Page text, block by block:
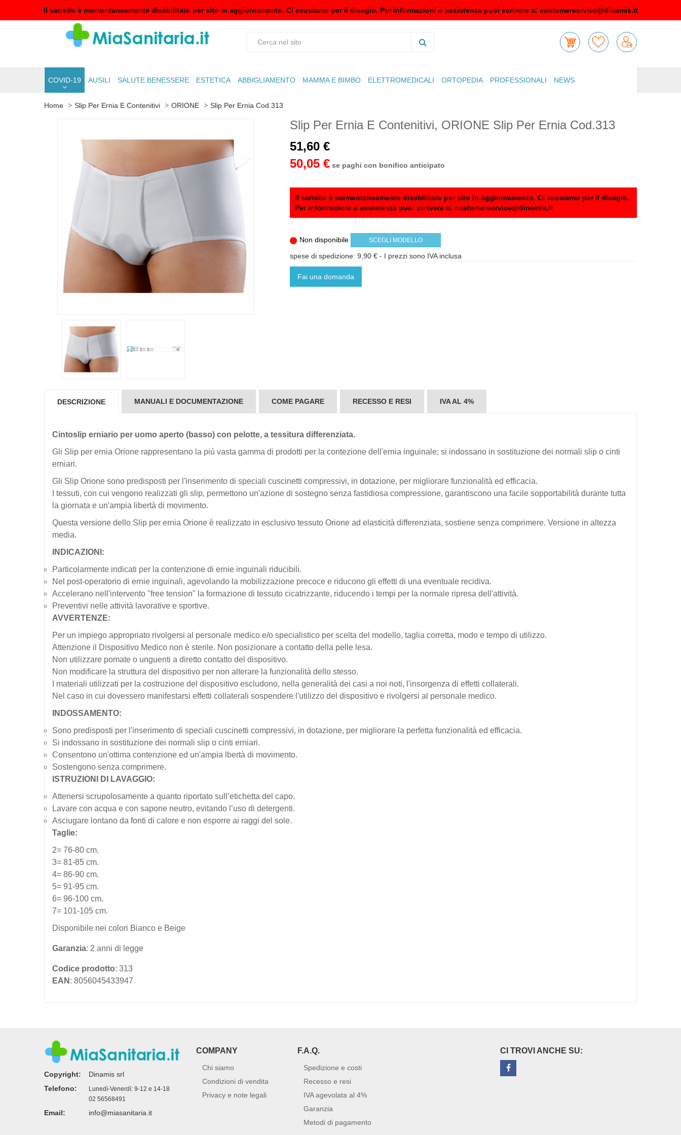
Il carrello è momentaneamente disabilitato per sito in aggiornamento. Ci scusiamo per il disagio. Per informazioni o assistenza puoi scrivere a: customerservice@dinamis.it
COVID-19 AUSILI SALUTE BENESSERE ESTETICA ABBIGLIAMENTO MAMMA E BIMBO ELETTROMEDICALI ORTOPEDIA PROFESSIONALI NEWS
Home Slip Per Ernia E Contenitivi ORIONE Slip Per Ernia Cod.313
Slip Per Ernia E Contenitivi, ORIONE Slip Per Ernia Cod.313
51,60 €
50,05 € se paghi con bonifico anticipato
Il carrello è momentaneamente disabilitato per sito in aggiornamento. Ci scusiamo per il disagio.
Per informazioni o assistenza puoi scrivere a: customerservice@dinamis.it
Non disponibile SCEGLI MODELLO
spese di spedizione: 9,90 € - I prezzi sono IVA inclusa
Fai una domanda
DESCRIZIONE MANUALI E DOCUMENTAZIONE COME PAGARE RECESSO E RESI IVA AL 4%
Cintoslip erniario per uomo aperto (basso) con pelotte, a tessitura differenziata.
Gli Slip per ernia Orione rappresentano la più vasta gamma di prodotti per la contezione dell'ernia inguinale; si indossano in sostituzione dei normali slip o cinti
erniari.
Gli Slip Orione sono predisposti per l'inserimento di speciali cuscinetti compressivi, in dotazione, per migliorare funzionalità ed efficacia.
I tessuti, con cui vengono realizzati gli slip, permettono un'azione di sostegno senza fastidiosa compressione, garantiscono una facile sopportabilità durante tutta
la giornata e un'ampia libertà di movimento.
Questa versione dello Slip per ernia Orione è realizzato in esclusivo tessuto Orione ad elasticità differenziata, sostiene senza comprimere. Versione in altezza
media.
INDICAZIONI:
Particolarmente indicati per la contenzione di ernie inguinali riducibili.
Nel post-operatorio di ernie inguinali, agevolando la mobilizzazione precoce e riducono gli effetti di una eventuale recidiva.
Accelerano nell'intervento "free tension" la formazione di tessuto cicatrizzante, riducendo i tempi per la normale ripresa dell'attività.
Preventivi nelle attività lavorative e sportive.
AVVERTENZE:
Per un impiego appropriato rivolgersi al personale medico e/o specialistico per scelta del modello, taglia corretta, modo e tempo di utilizzo.
Attenzione il Dispositivo Medico non è sterile. Non posizionare a contatto della pelle lesa.
Non utilizzare pomate o unguenti a diretto contatto del dispositivo.
Non modificare la struttura del dispositivo per non alterare la funzionalità dello stesso.
I materiali utilizzati per la costruzione del dispositivo escludono, nella generalità dei casi a noi noti, l'insorgenza di effetti collaterali.
Nel caso in cui dovessero manifestarsi effetti collaterali sospendere l'utilizzo del dispositivo e rivolgersi al personale medico.
INDOSSAMENTO:
Sono predisposti per l'inserimento di speciali cuscinetti compressivi, in dotazione, per migliorare la perfetta funzionalità ed efficacia.
Si indossano in sostituzione dei normali slip o cinti erniari.
Consentono un'ottima contenzione ed un'ampia lbertà di movimento.
Sostengono senza comprimere.
ISTRUZIONI DI LAVAGGIO:
Attenersi scrupolosamente a quanto riportato sull’etichetta del capo.
Lavare con acqua e con sapone neutro, evitando l’uso di detergenti.
Asciugare lontano da fonti di calore e non esporre ai raggi del sole.
Taglie:
2= 76-80 cm.
3= 81-85 cm.
4= 86-90 cm.
5= 91-95 cm.
6= 96-100 cm.
7= 101-105 cm.
Disponibile nei colori Bianco e Beige
Garanzia: 2 anni di legge
Codice prodotto: 313
EAN : 8056045433947
Copyright:
Dinamis srl
Telefono:
Lunedì-Venerdì: 9-12 e 14-18
02 56568491
Email: info@miasanitaria.it
COMPANY
Chi siamo
Condizioni di vendita
Privacy e note legali
F.A.Q.
Spedizione e costi
Recesso e resi
IVA agevolata al 4%
Garanzia
Metodi di pagamento
CI TROVI ANCHE SU: